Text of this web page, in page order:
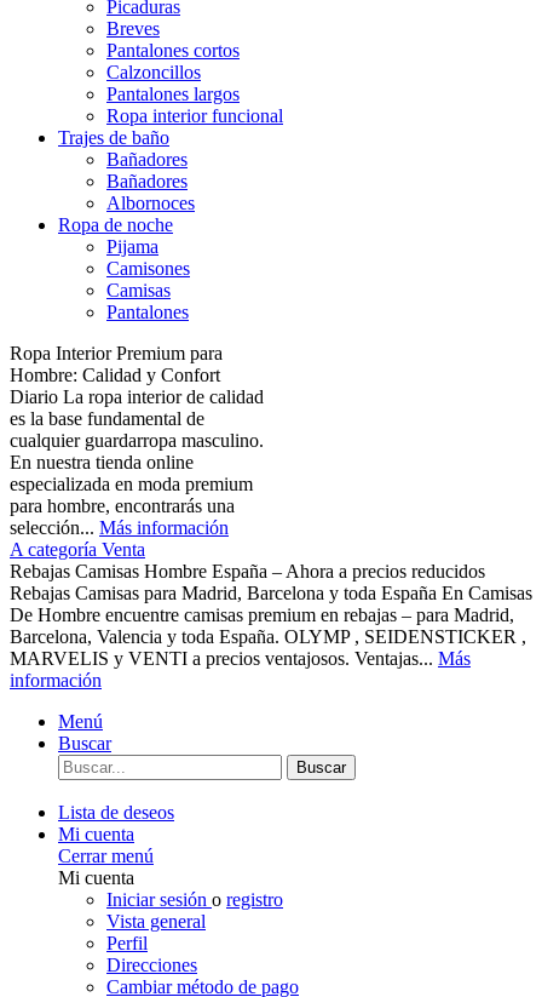
Picaduras
Breves
Pantalones cortos
Calzoncillos
Pantalones largos
Ropa interior funcional
Trajes de baño
Bañadores
Bañadores
Albornoces
Ropa de noche
Pijama
Camisones
Camisas
Pantalones
Ropa Interior Premium para
Hombre: Calidad y Confort
Diario La ropa interior de calidad
es la base fundamental de
cualquier guardarropa masculino.
En nuestra tienda online
especializada en moda premium
para hombre, encontrarás una
selección... Más información
A categoría Venta
Rebajas Camisas Hombre España – Ahora a precios reducidos
Rebajas Camisas para Madrid, Barcelona y toda España En Camisas
De Hombre encuentre camisas premium en rebajas – para Madrid,
Barcelona, Valencia y toda España. OLYMP , SEIDENSTICKER ,
MARVELIS y VENTI a precios ventajosos. Ventajas... Más
información
Menú
Buscar
Buscar
Lista de deseos
Mi cuenta
Cerrar menú
Mi cuenta
Iniciar sesión o registro
Vista general
Perfil
Direcciones
Cambiar método de pago